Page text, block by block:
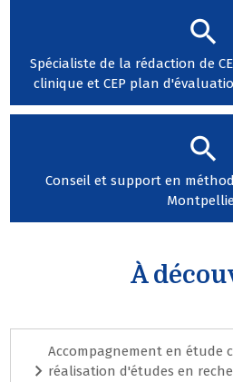
Spécialiste de la rédaction de
clinique et CEP plan
Conseil et support en
À
Accompagnement en étude
réalisation d'études en